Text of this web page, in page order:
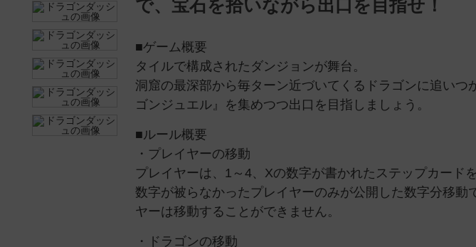
で、宝石を拾いながら出口を目指せ！
■ゲーム概要
タイルで構成されたダンジョンが舞台。
洞窟の最深部から毎ターン近づいてくるドラゴンに追いつ
ゴンジュエル』を集めつつ出口を目指しましょう。
■ルール概要
・プレイヤーの移動
プレイヤーは、1～4、Xの数字が書かれたステップカード
数字が被らなかったプレイヤーのみが公開した数字分移動
ヤーは移動することができません。
・ドラゴンの移動